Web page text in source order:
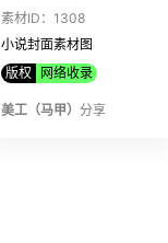
素材ID：1308
小说封面素材图
版权 网络收录
美工（马甲） 分享